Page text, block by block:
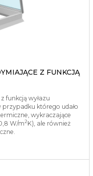
Z FUNKCJĄ
funkcją wyłazu
którego udało
wykraczające
W/m2K), ale również